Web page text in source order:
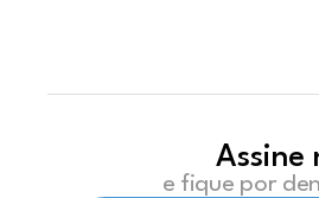
Assine
e fique por